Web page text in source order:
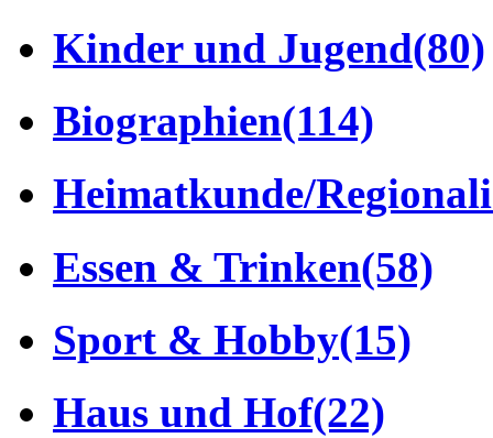
Kinder und Jugend(80)
Biographien(114)
Heimatkunde/
Essen & Trinken(58)
Sport & Hobby(15)
Haus und Hof(22)